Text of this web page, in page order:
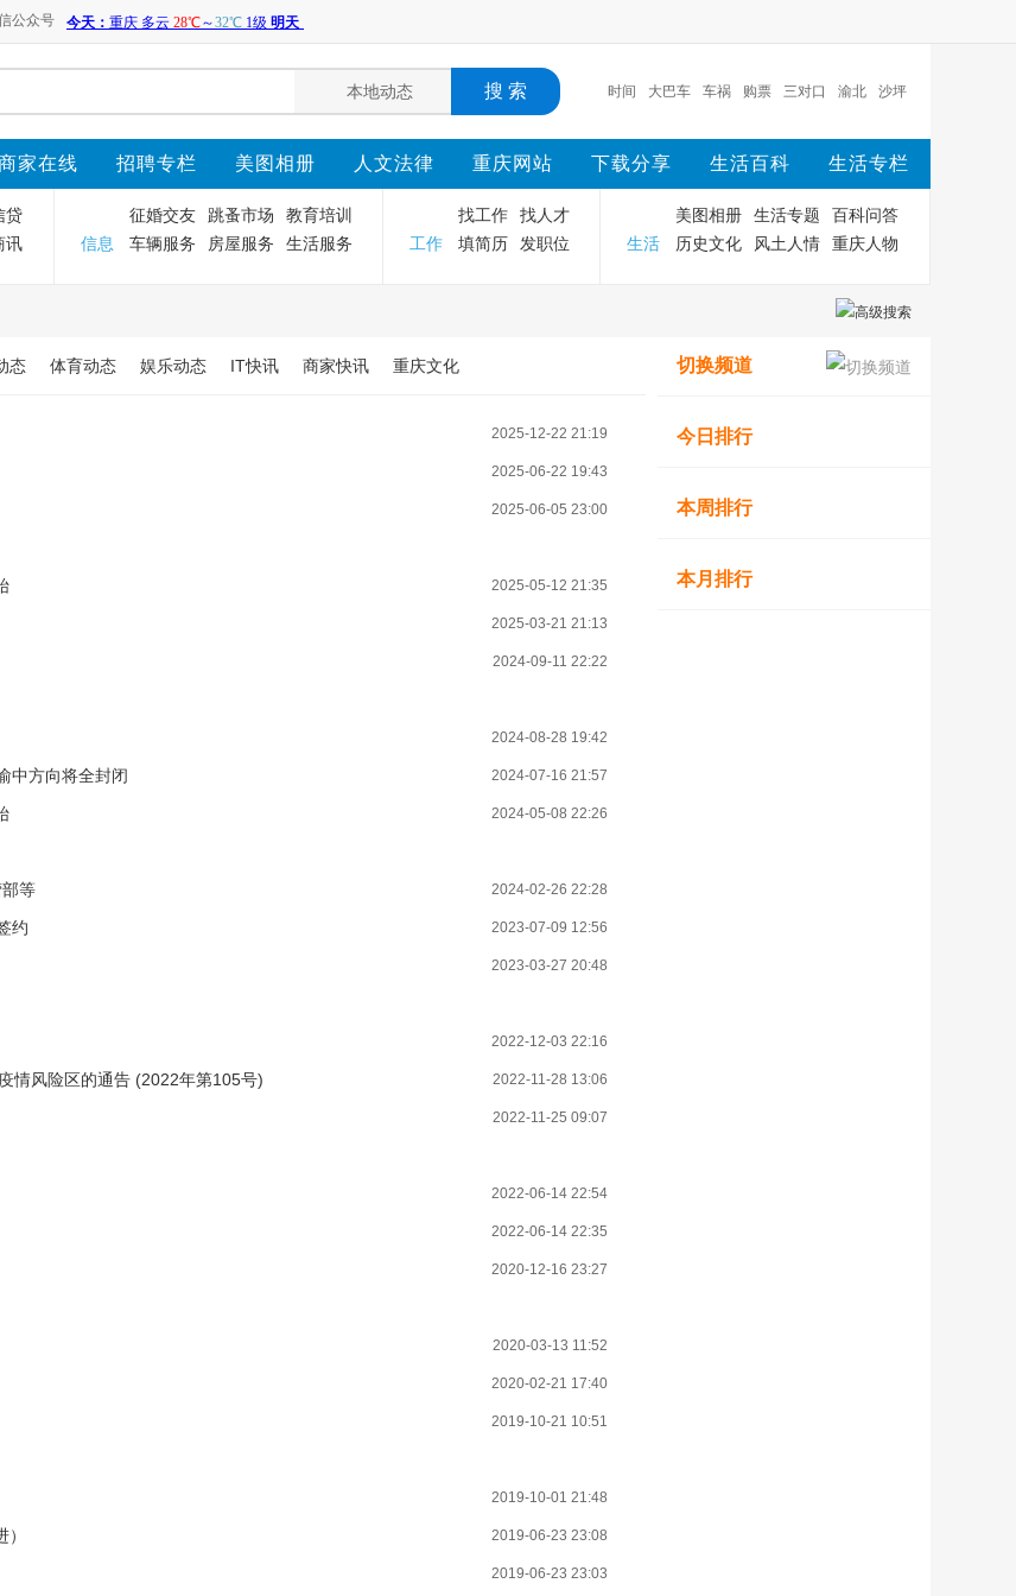
公众号
时间 大巴车 车祸 购票 三对口 渝北 沙坪
坝 渝中 重庆 主城
家在线 招聘专栏 美图相册 人文法律 重庆网站 下载分享 生活百科 生活专栏
贷
讯 信息
征婚交友 跳蚤市场
教育培训
车辆服务
房屋服务 生活服务 工作
找工作
找人才
填简历
发职位 生活
美图相册 生活专题
百科问答
历史文化
风土人情 重庆人物
态 体育动态 娱乐动态 IT快讯 商家快讯 重庆文化
2025-12-22 21:19
2025-06-22 19:43
2025-06-05 23:00
2025-05-12 21:35
2025-03-21 21:13
2024-09-11 22:22
2024-08-28 19:42
2024-07-16 21:57
中方向将全封闭
2024-05-08 22:26
2024-02-26 22:28
等
2023-07-09 12:56
约
2023-03-27 20:48
2022-12-03 22:16
2022-11-28 13:06
情风险区的通告 ​(2022年第105号)
2022-11-25 09:07
2022-06-14 22:54
2022-06-14 22:35
2020-12-16 23:27
2020-03-13 11:52
2020-02-21 17:40
2019-10-21 10:51
2019-10-01 21:48
2019-06-23 23:08
2019-06-23 23:03
切换频道
今日排行
本周排行
本月排行